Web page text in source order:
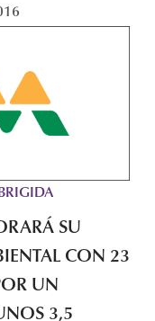
SU
CON 23
UN
3,5